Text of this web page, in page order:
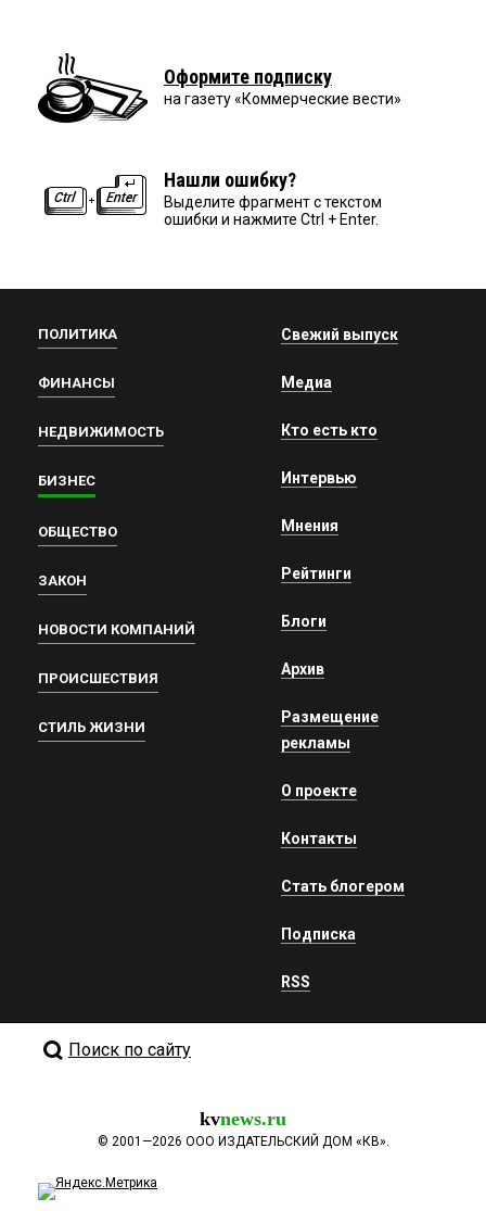
Оформите подписку
на газету «Коммерческие вести»
Нашли ошибку?
Выделите фрагмент с текстом
ошибки и нажмите Ctrl + Enter.
ПОЛИТИКА
ФИНАНСЫ
НЕДВИЖИМОСТЬ
БИЗНЕС
ОБЩЕСТВО
ЗАКОН
НОВОСТИ КОМПАНИЙ
ПРОИСШЕСТВИЯ
СТИЛЬ ЖИЗНИ
Свежий выпуск
Медиа
Кто есть кто
Интервью
Мнения
Рейтинги
Блоги
Архив
Размещение
рекламы
О проекте
Контакты
Стать блогером
Подписка
RSS
Поиск по сайту
kvnews.ru
© 2001—2026 ООО ИЗДАТЕЛЬСКИЙ ДОМ «КВ».